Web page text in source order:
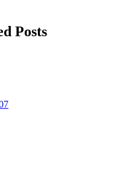
Posts